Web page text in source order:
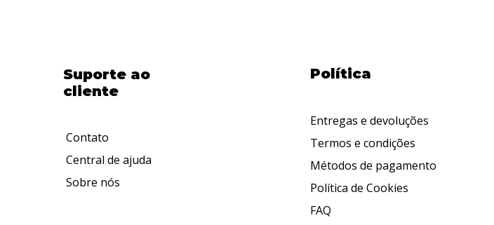
Suporte ao
cliente
Contato
Central de ajuda
Sobre nós
Política
Entregas e devoluções
Termos e condições
Métodos de pagamento
Política de Cookies
FAQ